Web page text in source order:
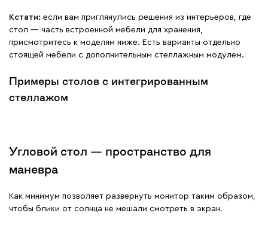
Кстати: если вам приглянулись решения из интерьеров, где
стол — часть встроенной мебели для хранения,
присмотритесь к моделям ниже. Есть варианты отдельно
стоящей мебели с дополнительным стеллажным модулем.
Примеры столов с интегрированным
стеллажом
Угловой стол — пространство для
маневра
Как минимум позволяет развернуть монитор таким образом,
чтобы блики от солнца не мешали смотреть в экран.